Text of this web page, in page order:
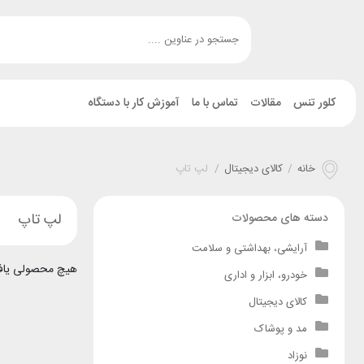
کلور تنس مقالات تماس با ما آموزش کار با دستگاه
خانه / کالای دیجیتال / لپ تاپ
لپ تاپ
هیچ محصولی
دسته های محصولات
آرایشی، بهداشتی و سلامت
خودرو، ابزار و اداری
کالای دیجیتال
مد و پوشاک
نوزاد